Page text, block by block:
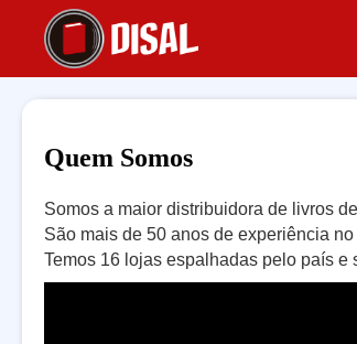
Quem Somos
Somos a maior distribuidora de livros
São mais de 50 anos de experiência no
Temos 16 lojas espalhadas pelo país